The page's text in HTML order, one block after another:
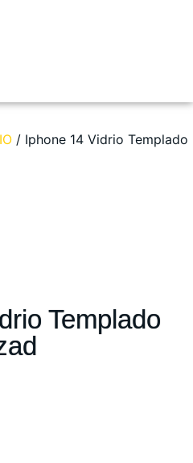
/ Iphone 14 Vidrio Templado
Templado